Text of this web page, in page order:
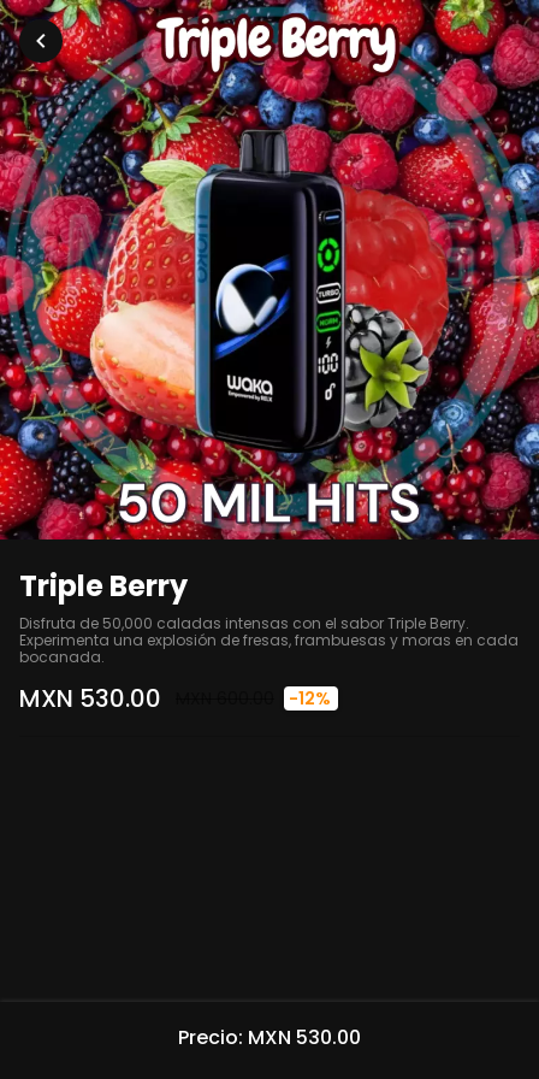
Triple Berry
Disfruta de 50,000 caladas intensas con el sabor Triple Berry.
Experimenta una explosión de fresas, frambuesas y moras en cada
bocanada.
MXN 530.00 -12%
Precio: MXN 530.00